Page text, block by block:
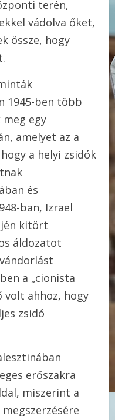
terén,
vádolva őket,
össze, hogy
1945-ben több
egy
amelyet az a
a helyi zsidók
és
ban, Izrael
kitört
áldozatot
a „cionista
volt ahhoz, hogy
zsidó
erőszakra
miszerint a